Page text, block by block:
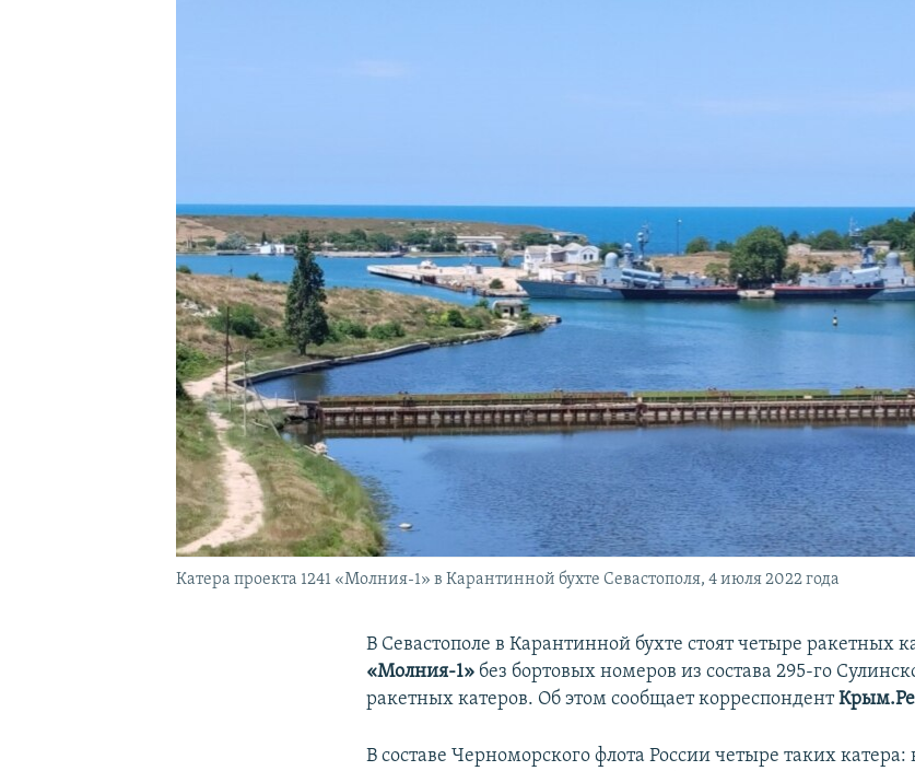
Катера проекта 1241 «Молния-1» в Карантинной бухте Севастополя, 4 июля 2022 года
В Севастополе в Карантинной бухте стоят четыре ракетных
«Молния-1» без бортовых номеров из состава 295-го
ракетных катеров. Об этом сообщает корреспондент
В составе Черноморского флота России четыре таких катера: